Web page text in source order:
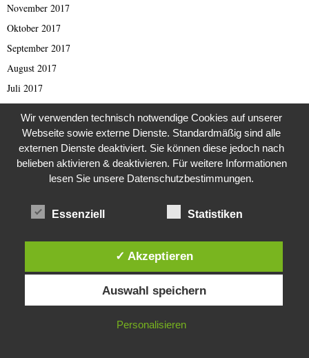
November 2017
Oktober 2017
September 2017
August 2017
Juli 2017
Juni 2017
Mai 2017
April 2017
März 2017
Januar 2017
Juli 2016
Diese Website verwendet Cookies. Durch die weitere Nutzung dieser
Website stimmst du der Verwendung von Cookies zu.
IN ORDNUNG
Wir verwenden technisch notwendige Cookies auf unserer
Webseite sowie externe Dienste. Standardmäßig sind alle
externen Dienste deaktiviert. Sie können diese jedoch nach
belieben aktivieren & deaktivieren. Für weitere Informationen
lesen Sie unsere Datenschutzbestimmungen.
Essenziell Statistiken
✓ Akzeptieren
Auswahl speichern
Personalisieren